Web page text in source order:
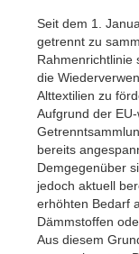
Seit dem 1.
getrennt zu
Rahmenrichtlinie
die
Alttextilien zu
Aufgrund der
bereits
Demgegenüber
jedoch aktuell
erhöhten Bedarf
Dämmstoffen
Aus diesem